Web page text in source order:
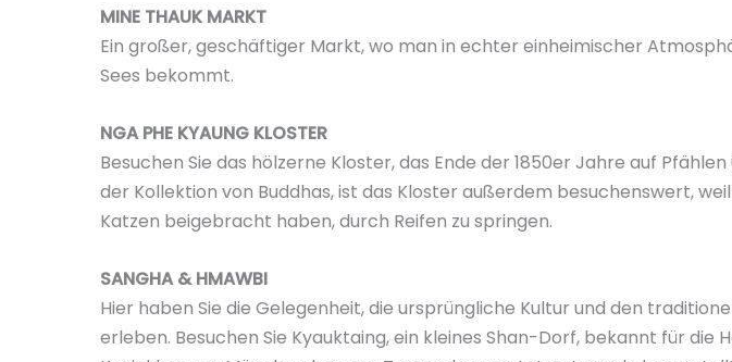
MINE THAUK MARKT
Ein großer, geschäftiger Markt, wo man in echter einheimischer
Sees bekommt.
NGA PHE KYAUNG KLOSTER
Besuchen Sie das hölzerne Kloster, das Ende der 1850er Jahre auf
der Kollektion von Buddhas, ist das Kloster außerdem besuchenswert,
Katzen beigebracht haben, durch Reifen zu springen.
SANGHA & HMAWBI
Hier haben Sie die Gelegenheit, die ursprüngliche Kultur und den
erleben. Besuchen Sie Kyauktaing, ein kleines Shan-Dorf, bekannt für die